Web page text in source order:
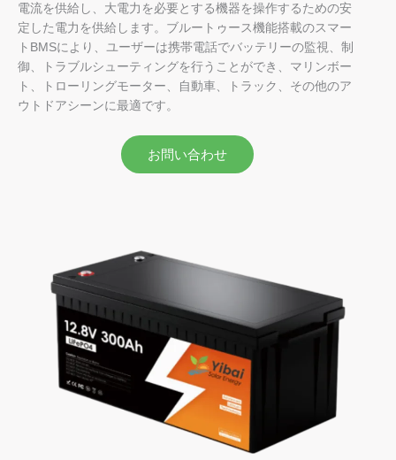
電流を供給し、大電力を必要とする機器を操作するための安
定した電力を供給します。ブルートゥース機能搭載のスマー
トBMSにより、ユーザーは携帯電話でバッテリーの監視、制
御、トラブルシューティングを行うことができ、マリンボー
ト、トローリングモーター、自動車、トラック、その他のア
ウトドアシーンに最適です。
お問い合わせ